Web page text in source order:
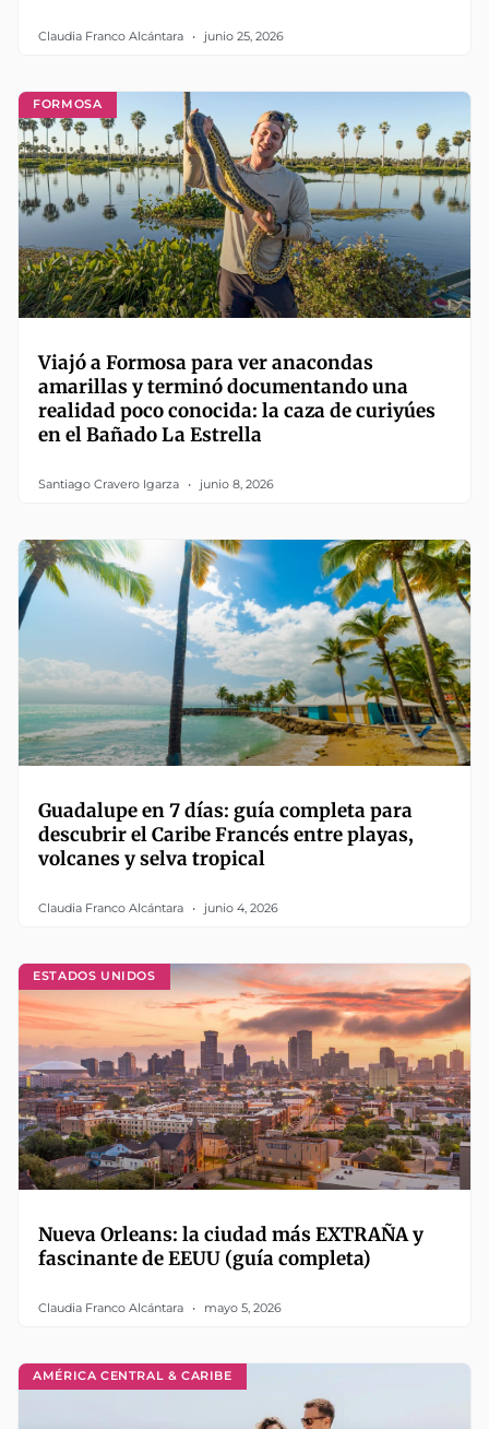
Claudia Franco Alcántara junio 25, 2026
FORMOSA
Viajó a Formosa para ver anacondas
amarillas y terminó documentando una
realidad poco conocida: la caza de curiyúes
en el Bañado La Estrella
Santiago Cravero Igarza junio 8, 2026
Guadalupe en 7 días: guía completa para
descubrir el Caribe Francés entre playas,
volcanes y selva tropical
Claudia Franco Alcántara junio 4, 2026
ESTADOS UNIDOS
Nueva Orleans: la ciudad más EXTRAÑA y
fascinante de EEUU (guía completa)
Claudia Franco Alcántara mayo 5, 2026
AMÉRICA CENTRAL & CARIBE